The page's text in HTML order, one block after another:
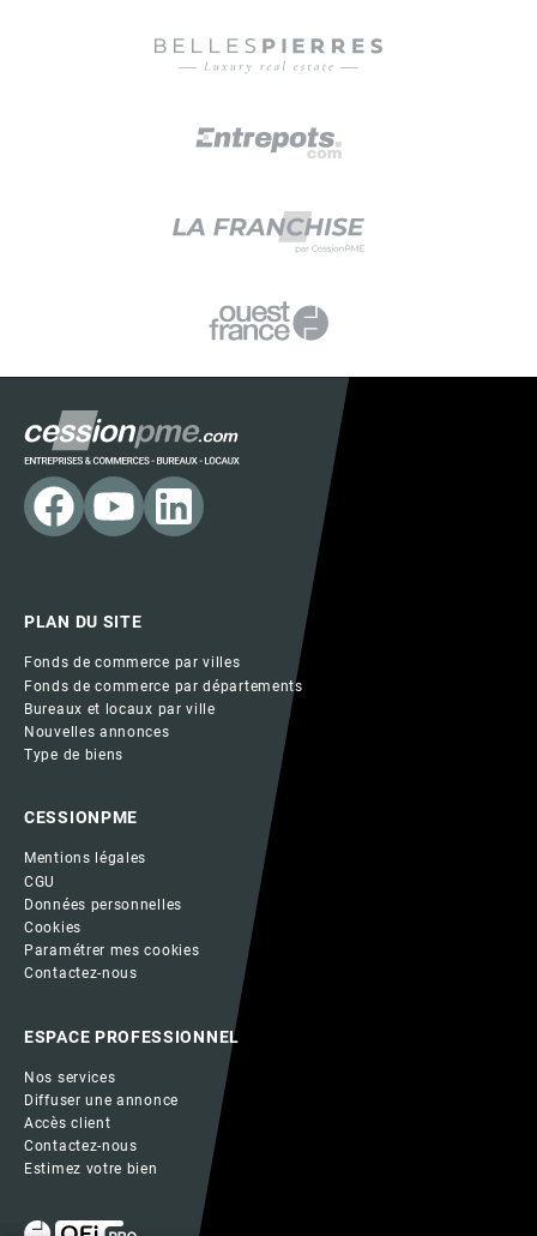
PLAN DU SITE
Fonds de commerce par villes
Fonds de commerce par départements
Bureaux et locaux par ville
Nouvelles annonces
Type de biens
CESSIONPME
Mentions légales
CGU
Données personnelles
Cookies
Paramétrer mes cookies
Contactez-nous
ESPACE PROFESSIONNEL
Nos services
Diffuser une annonce
Accès client
Contactez-nous
Estimez votre bien